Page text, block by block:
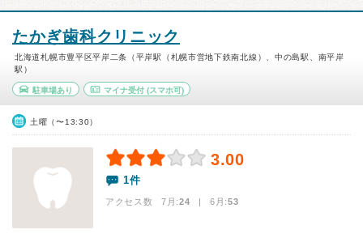
たかぎ歯科クリニック
北海道札幌市豊平区平岸二条（平岸駅（札幌市営地下鉄南北線）、中の島駅、南平岸
駅）
駐車場あり マイナ受付(スマホ可)
土曜（〜13:30）
3.00
1件
アクセス数 7月:24 | 6月:53